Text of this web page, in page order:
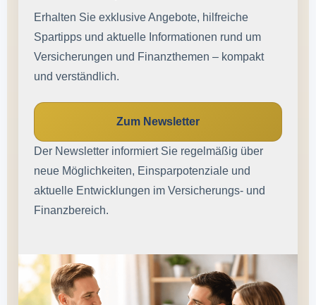
Erhalten Sie exklusive Angebote, hilfreiche
Spartipps und aktuelle Informationen rund um
Versicherungen und Finanzthemen – kompakt
und verständlich.
Zum Newsletter
Der Newsletter informiert Sie regelmäßig über
neue Möglichkeiten, Einsparpotenziale und
aktuelle Entwicklungen im Versicherungs- und
Finanzbereich.